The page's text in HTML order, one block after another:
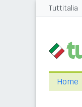
Tuttitalia
Home